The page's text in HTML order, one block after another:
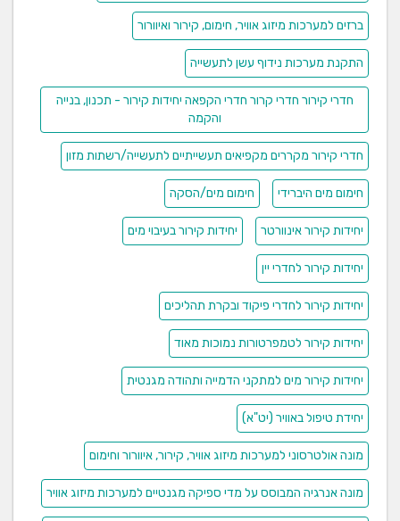
ברזים למערכות מיזוג אוויר, חימום, קירור ואיוורור
התקנת מערכות נידוף עשן לתעשייה
חדרי קירור חדרי קרור חדרי הקפאה יחידות קירור - תכנון, בנייה
והקמה
חדרי קירור מקררים מקפיאים תעשייתיים לתעשייה/רשתות מזון
חימום מים היברידי חימום מים/הסקה
יחידות קירור אינוורטר יחידות קירור בעיבוי מים
יחידות קירור לחדרי יין
יחידות קירור לחדרי פיקוד ובקרת תהליכים
יחידות קירור לטמפרטורות נמוכות מאוד
יחידות קירור מים למתקני הדמייה ותהודה מגנטית
יחידת טיפול באוויר (יט"א)
מונה אולטרסוני למערכות מיזוג אוויר, קירור, איוורור וחימום
מונה אנרגיה המבוסס על מדי ספיקה מגנטיים למערכות מיזוג אוויר